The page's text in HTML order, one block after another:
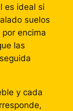
es ideal si
suelos
encima
las
y cada